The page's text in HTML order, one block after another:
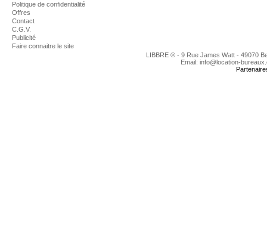
Politique de confidentialité
Offres
Contact
C.G.V.
Publicité
Faire connaitre le site
LIBBRE ® - 9 Rue James Watt - 49070
Email: info@location-